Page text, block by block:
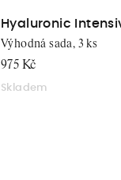
Hyaluronic
Mask Box
975 Kč
Skladem
Výhodná sada, 3 ks